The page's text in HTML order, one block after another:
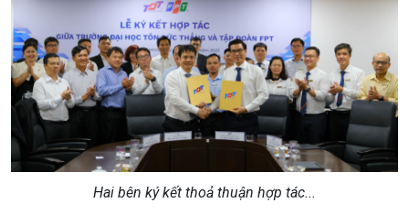
Hai bên ký kết thoả thuận hợp tác...